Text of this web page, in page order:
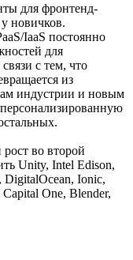
для фронтенд-
новичков.
IaaS постоянно
для
с тем, что
из
индустрии и новым
во второй
Unity, Intel Edison,
DigitalOcean, Ionic,
One, Blender,